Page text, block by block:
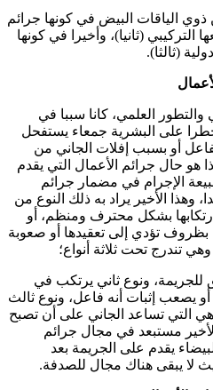
الياقات البيض في كونها جرائم
التركيبي (ثانيا)، وأخيرا في كونها
(ثالثا).
العلمي، كانا سببا في
على البشرية جمعاء يستفحل
أو بسبب إفلات الجاني من
هو حال جرائم الأعمال التي يقدم
الإجرام في مضمار جرائم
وهذا الأخير يراد به ذلك النوع من
بشكل محترف ومنظم، أو
بظروف تؤدي إلى تعقيدها أو صعوبة
تندرج تحت ثلاثة أنواع؛
للجريمة، ونوع ثاني يرتكب في
يصعب إثبات أنه فاعل، ونوع ثالث
التي تساعد الجاني على أن تصبح
مستبعد في مجال جرائم
يقدم على الجريمة بعد
لا يبقى هناك مجال للصدفة.